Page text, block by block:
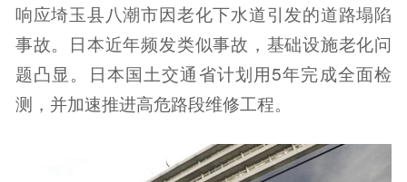
响应埼玉县八潮市因老化下水道引发的道路塌陷
事故。日本近年频发类似事故，基础设施老化问
题凸显。日本国土交通省计划用5年完成全面检
测，并加速推进高危路段维修工程。